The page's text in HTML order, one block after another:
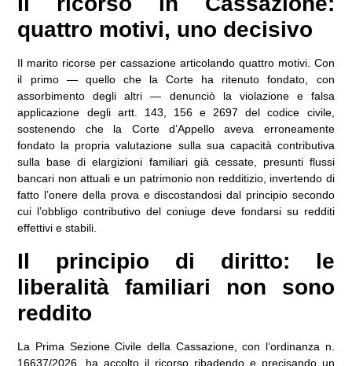
quattro motivi, uno decisivo
Il marito ricorse per cassazione articolando quattro motivi. Con
il primo — quello che la Corte ha ritenuto fondato, con
assorbimento degli altri — denunciò la violazione e falsa
applicazione degli artt. 143, 156 e 2697 del codice civile,
sostenendo che la Corte d’Appello aveva erroneamente
fondato la propria valutazione sulla sua capacità contributiva
sulla base di elargizioni familiari già cessate, presunti flussi
bancari non attuali e un patrimonio non redditizio, invertendo di
fatto l’onere della prova e discostandosi dal principio secondo
cui l’obbligo contributivo del coniuge deve fondarsi su redditi
effettivi e stabili.
Il principio di diritto: le
liberalità familiari non sono
reddito
La Prima Sezione Civile della Cassazione, con l’ordinanza n.
16637/2026, ha accolto il ricorso ribadendo e precisando un